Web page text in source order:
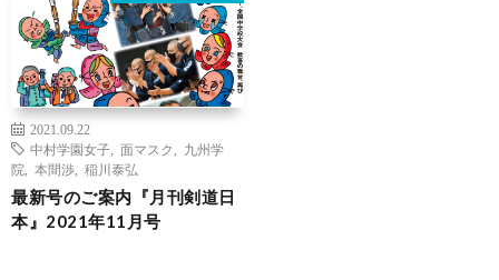
2021.09.22
中村学園女子
面マスク
九州学
院
本間渉 稲川泰弘
最新号のご案内『月刊剣道日
本』2021年11月号